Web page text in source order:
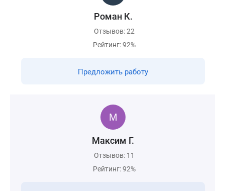
Роман К.
Отзывов: 22
Рейтинг: 92%
Предложить работу
Максим Г.
Отзывов: 11
Рейтинг: 92%